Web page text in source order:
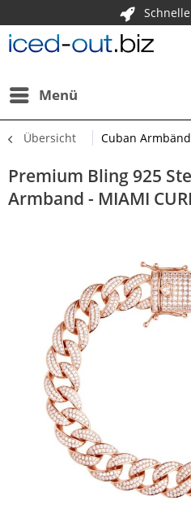
Menü
Übersicht Cuban
Premium Bling 925
Armband - MIAMI